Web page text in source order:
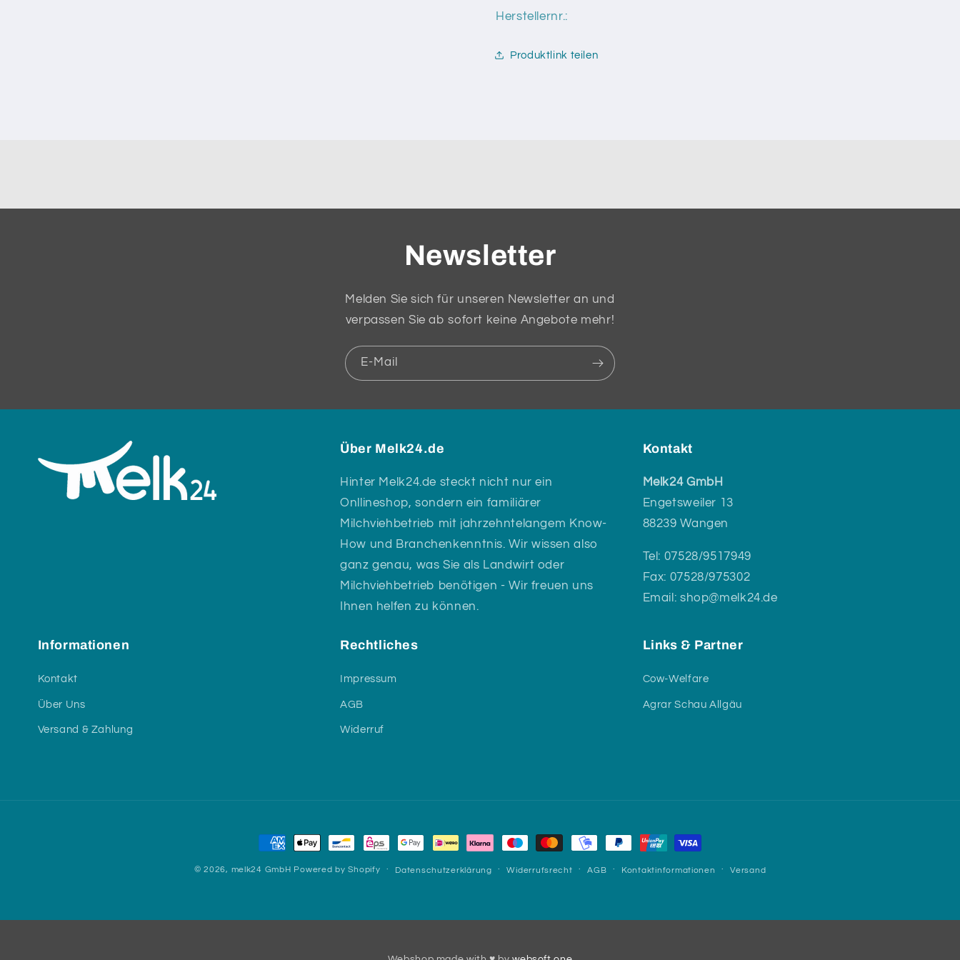
112)
Herstellernr.:
Produktlink teilen
Newsletter
Melden Sie sich für unseren Newsletter an und
verpassen Sie ab sofort keine Angebote mehr!
E-Mail
Über Melk24.de
Hinter Melk24.de steckt nicht nur ein
Onllineshop, sondern ein familiärer
Milchviehbetrieb mit jahrzehntelangem Know-
How und Branchenkenntnis. Wir wissen also
ganz genau, was Sie als Landwirt oder
Milchviehbetrieb benötigen - Wir freuen uns
Ihnen helfen zu können.
Kontakt
Melk24 GmbH
Engetsweiler 13
88239 Wangen
Tel: 07528/9517949
Fax: 07528/975302
Email: shop@melk24.de
Informationen
Kontakt
Über Uns
Versand & Zahlung
Rechtliches
Impressum
AGB
Widerruf
Links & Partner
Cow-Welfare
Agrar Schau Allgäu
Zahlungsmethoden
© 2026, melk24 GmbH Powered by Shopify Datenschutzerklärung Widerrufsrecht AGB Kontaktinformationen Versand